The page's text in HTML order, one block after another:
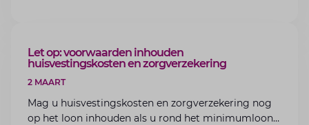
ARTIKEL
Let op: voorwaarden inhouden
huisvestingskosten en zorgverzekering
2 MAART
Mag u huisvestingskosten en zorgverzekering nog
op het loon inhouden als u rond het minimumloon